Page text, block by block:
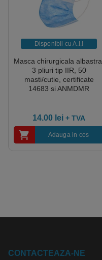
Disponibil cu A.I.​!
Masca chirurgicala albastra,
3 pliuri tip IIR, 50
masti/cutie, certificate
14683 si ANMDMR
14.00 lei + TVA
Adauga in cos
CONTACTEAZA-NE